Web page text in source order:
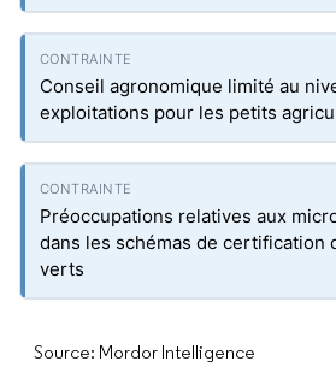
Conseil agronomique limité au
exploitations pour les petits
Préoccupations relatives aux
dans les schémas de certification
verts
Source: Mordor Intelligence